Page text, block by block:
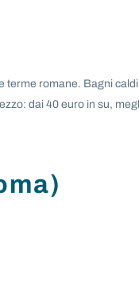
romane. Bagni
dai 40 euro in su,